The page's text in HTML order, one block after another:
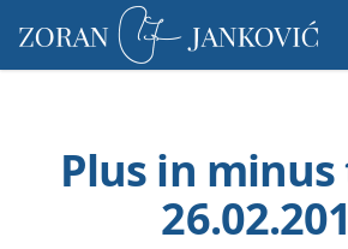
upoštevajte:
To
vključujePlus in